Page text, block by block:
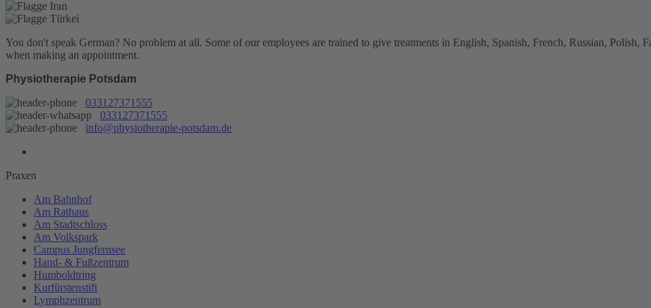
You don't speak German? No problem at all. Some of our employees are trained to give treatments in English, Spanish, French, Russian, Polish,
when making an appointment.
Physiotherapie Potsdam
033127371555
033127371555
info@physiotherapie-potsdam.de
Praxen
Am Bahnhof
Am Rathaus
Am Stadtschloss
Am Volkspark
Campus Jungfernsee
Hand- & Fußzentrum
Humboldtring
Kurfürstenstift
Lymphzentrum